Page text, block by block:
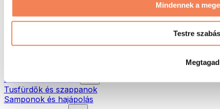
Mindennek a
Testre szabás
Megtagad
Vörösfény-terápia
Öko háztartás
Natúrkozmetikumok
Tusfürdők és szappanok
Samponok és hajápolás